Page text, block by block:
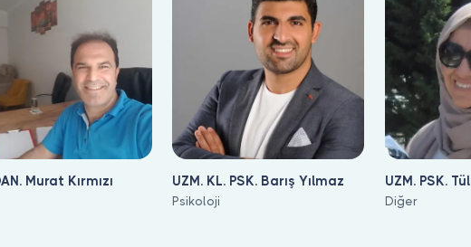
Murat Kırmızı UZM. KL. PSK. Barış Yılmaz
Psikoloji
UZM. PSK.
Diğer